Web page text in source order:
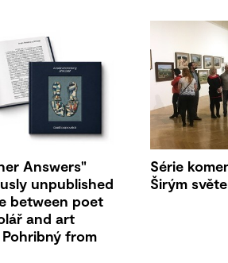
Answers"
unpublished
between poet
and art
from
Série
Širým